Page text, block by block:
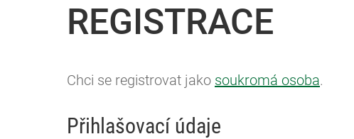
REGISTRACE
Chci se registrovat jako soukromá osoba.
Přihlašovací údaje